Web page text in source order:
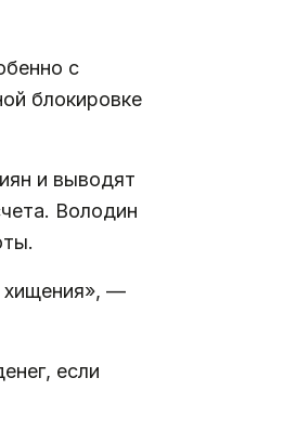
с
блокировке
и выводят
Володин
хищения», —
если